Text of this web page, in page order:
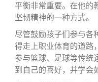
平衡非常重要。在他的
坚韧精神的一种方式。
尽管鼓励孩子们参与各
得走上职业体育的道路
参与篮球、足球等传统
到自己的喜好，并学会